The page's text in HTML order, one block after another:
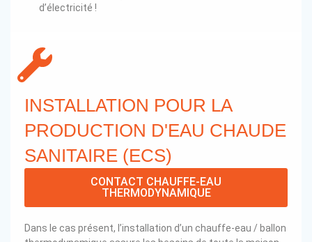
d’électricité !
INSTALLATION POUR LA
PRODUCTION D'EAU CHAUDE
SANITAIRE (ECS)
CONTACT CHAUFFE-EAU
THERMODYNAMIQUE
Dans le cas présent, l’installation d’un chauffe-eau / ballon